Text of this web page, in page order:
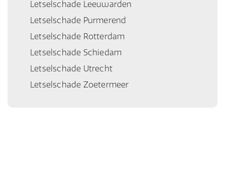
Letselschade Leeuwarden
Letselschade Purmerend
Letselschade Rotterdam
Letselschade Schiedam
Letselschade Utrecht
Letselschade Zoetermeer